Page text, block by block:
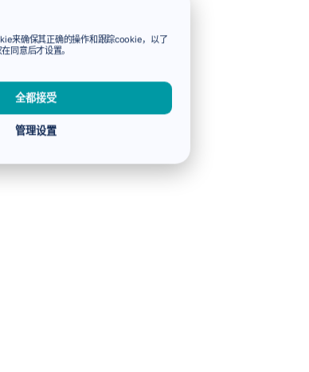
来确保其正确的操作和跟踪cookie，以了
同意后才设置。
全都接受
管理设置